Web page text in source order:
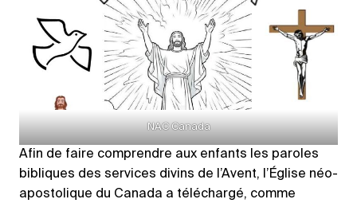
NAC Canada
Afin de faire comprendre aux enfants les paroles
bibliques des services divins de l’Avent, l’Église néo-
apostolique du Canada a téléchargé, comme